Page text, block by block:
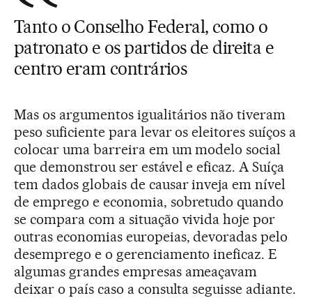
Tanto o Conselho Federal, como o
patronato e os partidos de direita e
centro eram contrários
Mas os argumentos igualitários não tiveram
peso suficiente para levar os eleitores suíços a
colocar uma barreira em um modelo social
que demonstrou ser estável e eficaz. A Suíça
tem dados globais de causar inveja em nível
de emprego e economia, sobretudo quando
se compara com a situação vivida hoje por
outras economias europeias, devoradas pelo
desemprego e o gerenciamento ineficaz. E
algumas grandes empresas ameaçavam
deixar o país caso a consulta seguisse adiante.